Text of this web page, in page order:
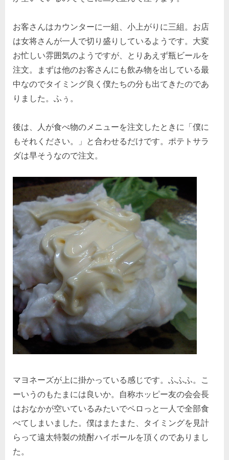
お客さんはカウンターに一組、小上がりに三組。お店
は女将さんが一人で切り盛りしているようです。大変
お忙しい雰囲気のようですが、とりあえず瓶ビールを
注文。まずは他のお客さんにも飲み物を出している最
中なのでタイミング良く僕たちの分も出てきたのであ
りました。ふぅ。
後は、人が食べ物のメニューを注文したときに「僕に
もそれください。」と合わせるだけです。ポテトサラ
ダは早そうなので注文。
マヨネーズが上に掛かっている感じです。ふふふ。こ
ーいうのもたまには良いか。自称ホッピー友の会会長
はおなかが空いているみたいでペロっと一人で全部食
べてしまいました。僕はまたまた、タイミングを見計
らって遠太特製の焼酎ハイボールを頂くのでありまし
た。